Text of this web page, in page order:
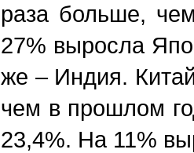
раза больше,
27% выросла
же – Индия.
чем в прошлом
23,4%. На 11%